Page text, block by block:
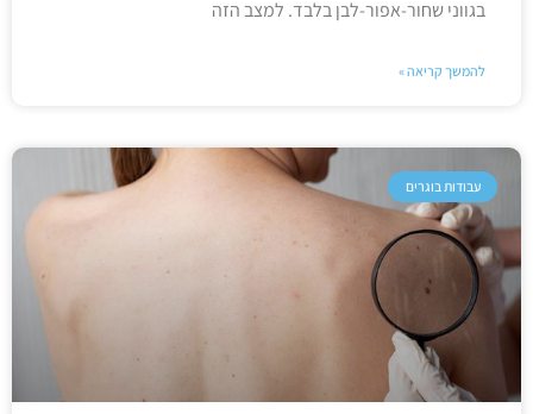
בגווני שחור-אפור-לבן בלבד. למצב הזה
להמשך קריאה »
עבודות בוגרים